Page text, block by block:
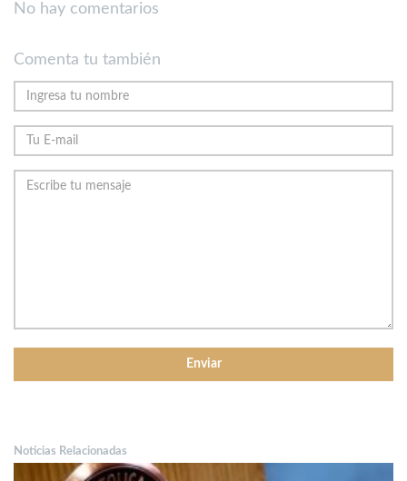
No hay comentarios
Comenta tu también
Noticias Relacionadas